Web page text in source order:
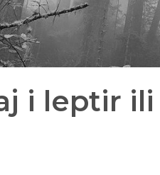
i leptir